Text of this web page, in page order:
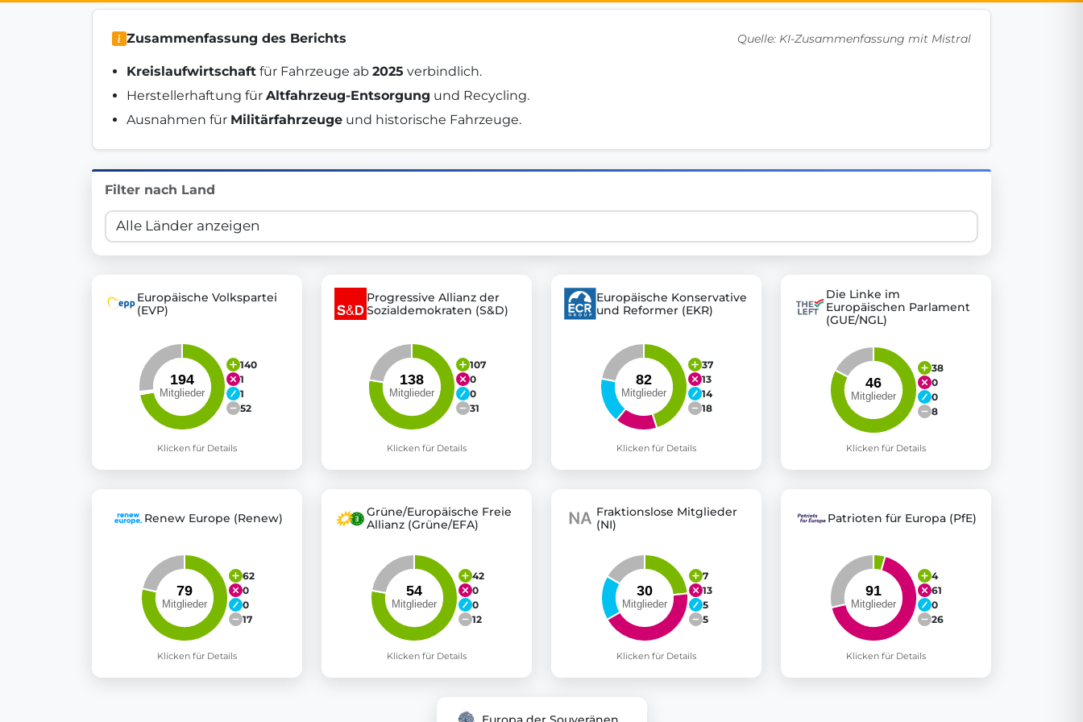
Innovation in Transparency
Check Some Votes (CSV)
Get Involved
Join us to advance digital democracy and transparency in Germany and Europe.
Volunteer:Contribute your skills in technology, design, policy, or activism.
Support democracy:Help us strengthen accountability and bring politics closer to citizens.
Zusammenfassung des Berichts Quelle: KI-Zusammenfassung mit Mistral
Kreislaufwirtschaft für Fahrzeuge ab 2025 verbindlich.
Herstellerhaftung für Altfahrzeug-Entsorgung und Recycling.
Ausnahmen für Militärfahrzeuge und historische Fahrzeuge.
Filter nach Land
Europäische Volkspartei
(EVP)
140
1
1
52
Klicken für Details
Progressive Allianz der
Sozialdemokraten (S&D)
107
0
0
31
Klicken für Details
Europäische Konservative
und Reformer (EKR)
37
13
14
18
Klicken für Details
Die Linke im
Europäischen Parlament
(GUE/NGL)
38
0
0
8
Klicken für Details
Renew Europe (Renew)
62
0
0
17
Klicken für Details
Grüne/Europäische Freie
Allianz (Grüne/EFA)
42
0
0
12
Klicken für Details
Fraktionslose Mitglieder
(NI)
7
13
5
5
Klicken für Details
Patrioten für Europa (PfE)
4
61
0
26
Klicken für Details
Europa der Souveränen